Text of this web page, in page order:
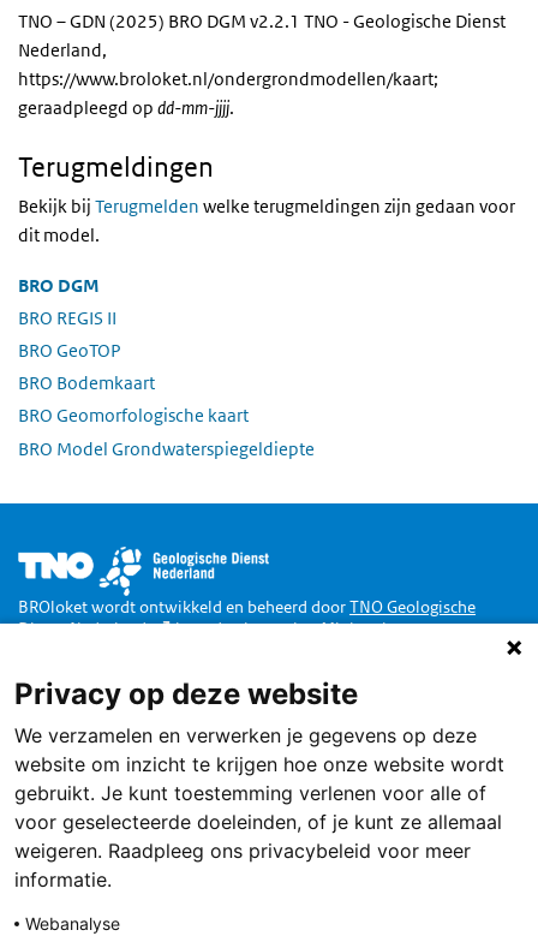
TNO – GDN (2025) BRO DGM v2.2.1 TNO - Geologische Dienst
Nederland,
https://www.broloket.nl/ondergrondmodellen/kaart;
geraadpleegd op dd-mm-jjjj.
Terugmeldingen
Bekijk bij Terugmelden welke terugmeldingen zijn gedaan voor
dit model.
BRO DGM
BRO REGIS II
BRO GeoTOP
BRO Bodemkaart
BRO Geomorfologische kaart
BRO Model Grondwaterspiegeldiepte
Afbeelding
BROloket wordt ontwikkeld en beheerd doorTNO Geologische
Dienst Nederland
in opdracht van hetMinisterie van
Doe mee
Dankzij de Wet Basisregistratie Ondergrond zijn alle publieke
gegevens van de Nederlandse ondergrond toegankelijk via een loket,
het BROloket.
Ook jij kunt daarbij helpen
Service
Terugmelden
Privacy op deze website
We verzamelen en verwerken je gegevens op deze
website om inzicht te krijgen hoe onze website wordt
gebruikt. Je kunt toestemming verlenen voor alle of
voor geselecteerde doeleinden, of je kunt ze allemaal
weigeren. Raadpleeg ons privacybeleid voor meer
informatie.
Webanalyse